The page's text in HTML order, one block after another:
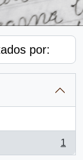
por:
1